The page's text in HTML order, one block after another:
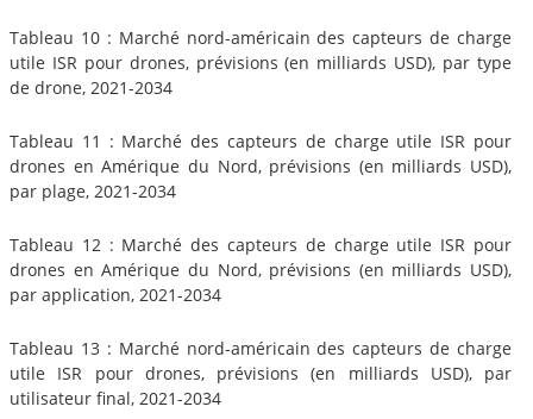
Tableau 10 : Marché nord-américain des capteurs de charge
utile ISR pour drones, prévisions (en milliards USD), par type
de drone, 2021-2034
Tableau 11 : Marché des capteurs de charge utile ISR pour
drones en Amérique du Nord, prévisions (en milliards USD),
par plage, 2021-2034
Tableau 12 : Marché des capteurs de charge utile ISR pour
drones en Amérique du Nord, prévisions (en milliards USD),
par application, 2021-2034
Tableau 13 : Marché nord-américain des capteurs de charge
utile ISR pour drones, prévisions (en milliards USD), par
utilisateur final, 2021-2034